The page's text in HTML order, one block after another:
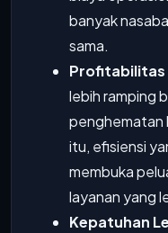
banyak
sama.
Profitabilitas
lebih ramping
penghematan
itu, efisiensi
membuka
layanan yang
Kepatuhan